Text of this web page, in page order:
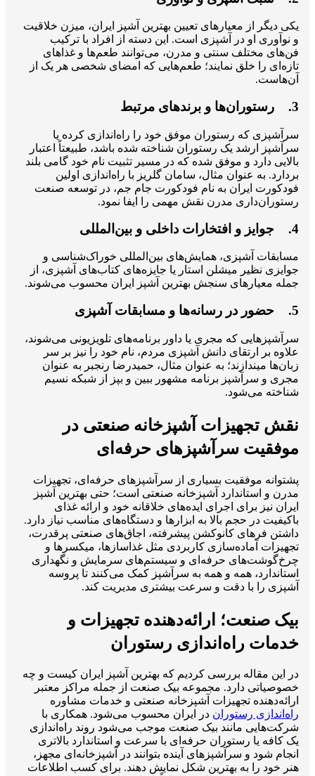
یکی دیگر از معیارهای تعیین بهترین آشپز ایران، میزن خلاقیت
و نوآوری او در آشپزی است. این دسته از افراد با ترکیب
فن‌های مختلف سنتی و مدرن، می‌توانند طعم‌ها و غذاهای
تازه‌ای را خلق نمایند؛ طعم‌هایی که امضای شخصی هر یک از
آن‌هاست.
3. رستوران‌ها و برندهای مرتبط
سرآشپزی که رستوران موفق خود را راه‌اندازی کرده یا
سرآشپز ارشد یک رستوران شناخته ‌شده باشد، طبیعتاً اعتبار
بالایی دارد و موفق شده که در مسیر تثبیت نام خود گامی بلند
بردارد. به عنوان مثال، سامان گلریز با راه‌اندازی اولین
فودکورت ایران به نام فودکورت جام جم، در توسعه صنعت
رستوران‌داری مدرن نقش مهمی را ایفا نمود.
4. جوایز و افتخارات داخلی و بین‌المللی
مسابقات آشپزی، همایش‌های بین‌المللی خوراک‌شناسی و
جوایزی نظیر میشلن استار یا جایزه‌های کتاب‌های آشپزی، از
جمله معیارهای سنجش بهترین آشپز ایران محسوب می‌شوند.
5. حضور در رسانه‌ها و مسابقات آشپزی
سرآشپزهایی که مجری یا داور برنامه‌های تلویزیونی می‌شوند،
علاوه بر ارتقای دانش آشپزی مردم، نام خود را نیز بر سر
زبان‌ها میندازند؛ به عنوان مثال، حمیدرضا رنجبر به عنوان
مجری و سرآشپز برنامه مشهور ببین و بپز از شبکه نسیم
شناخته می‌شود.
نقش تجهیزات آشپزخانه صنعتی در
موفقیت سرآشپزهای حرفه‌ای
پشتوانه موفقیت بسیاری از سرآشپزهای حرفه‌ای، تجهیزات
مدرن و استاندارد آشپزخانه صنعتی است؛ حتی بهترین آشپز
ایران نیز برای اجرای ایده‌های خلاقانه خود و ارائه غذای
باکیفیت در حجم بالا به ابزارها و دستگاه‌های مناسب نیاز دارد.
داشتن فرهای کانوکشن پیشرفته، اجاق‌های صنعتی پرقدرت،
تجهیزات آماده‌سازی کاربردی مثل غذاسازها، میکسرها و
چرخ‌گوشت‌های حرفه‌ای و سیستم‌های سرمایش و نگهداری
استاندارد، همه و همه به سرآشپز کمک می‌کنند تا پروسه
آشپزی را با دقت و سرعت بیشتری مدیریت کند.
بیک صنعت؛ ارائه‌دهنده تجهیزات و
خدمات راه‌اندازی رستوران
در این مقاله بررسی کردیم که بهترین آشپز ایران کیست و چه
خصوصیاتی دارد. مجموعه بیک صنعت از جمله مراکز معتبر
ارائه‌دهنده تجهیزات آشپزخانه صنعتی و خدمات مشاوره
راه‌اندازی رستوران در ایران محسوب می‌شود. همکاری با
شرکت‌هایی مانند بیک صنعت موجب می‌شود روند راه‌اندازی
یک کافه یا رستوران حرفه‌ای با سرعت و استاندارد بالاتری
انجام شود و سرآشپزهای آینده بتوانند در آشپزخانه‌ای مجهز،
هنر خود را به بهترین شکل نمایش دهند. برای کسب اطلاعات